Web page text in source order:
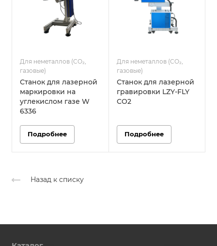
Для неметаллов (CO₂,
газовые)
Станок для лазерной
маркировки на
углекислом газе W
6336
Подробнее
Для неметаллов (CO₂,
газовые)
Станок для лазерной
гравировки LZY-FLY
CO2
Подробнее
Назад к списку